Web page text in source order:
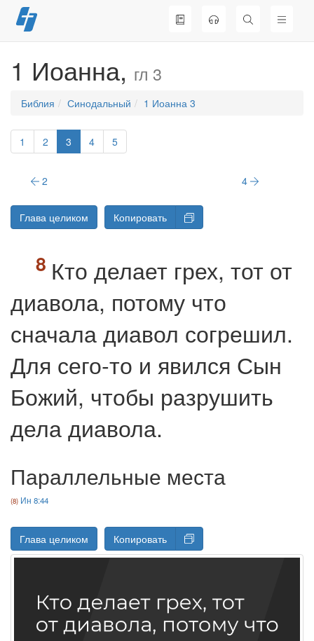
Перейти
к
1 Иоанна, гл 3
Библия Синодальный 1 Иоанна 3
1 2 3 4 5
2 4
Глава целиком Копировать
Кто делает грех, тот от
диавола, потому что
сначала диавол согрешил.
Для сего‐то и явился Сын
Божий, чтобы разрушить
дела диавола.
Параллельные места
Ин 8:44
Глава целиком Копировать